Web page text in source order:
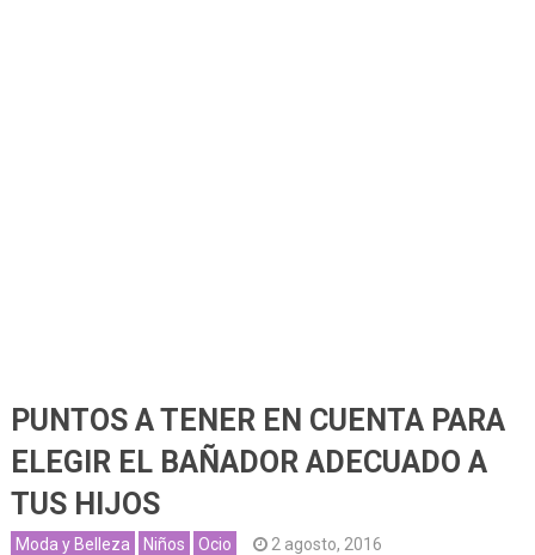
PUNTOS A TENER EN CUENTA PARA
ELEGIR EL BAÑADOR ADECUADO A
TUS HIJOS
Moda y Belleza Niños Ocio
2 agosto, 2016